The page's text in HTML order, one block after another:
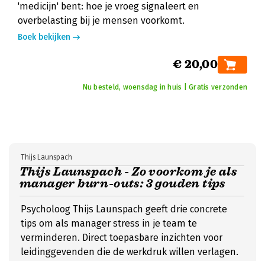
'medicijn' bent: hoe je vroeg signaleert en
overbelasting bij je mensen voorkomt.
Boek bekijken
€ 20,00
Nu besteld, woensdag in huis | Gratis verzonden
Thijs Launspach - Zo voorkom je als
manager burn-outs: 3 gouden tips
Thijs Launspach
Psycholoog Thijs Launspach geeft drie concrete
tips om als manager stress in je team te
verminderen. Direct toepasbare inzichten voor
leidinggevenden die de werkdruk willen verlagen.